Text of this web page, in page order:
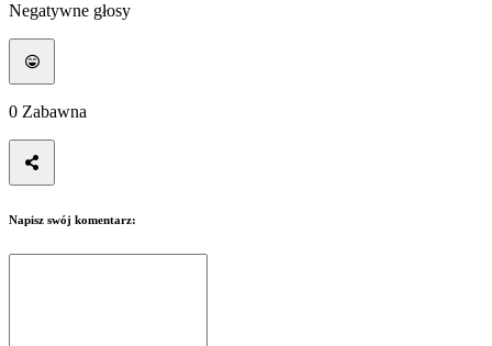
Negatywne głosy
0 Zabawna
Napisz swój komentarz: